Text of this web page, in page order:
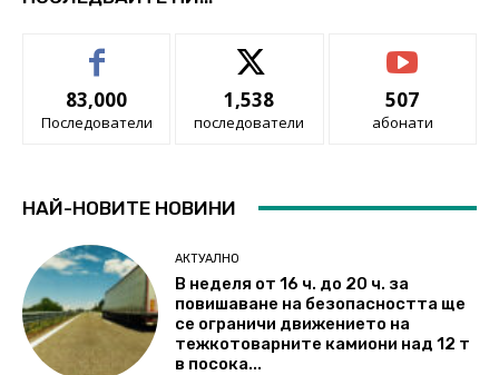
83,000
Последователи
1,538
последователи
507
абонати
НАЙ-НОВИТЕ НОВИНИ
АКТУАЛНО
В неделя от 16 ч. до 20 ч. за
повишаване на безопасността ще
се ограничи движението на
тежкотоварните камиони над 12 т
в посока...